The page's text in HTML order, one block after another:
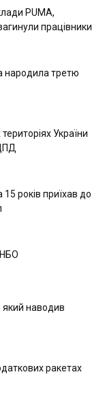
PUMA,
працівники
народила третю
України
років приїхав до
наводив
ракетах